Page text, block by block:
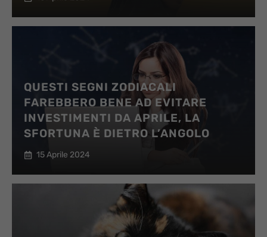
QUESTI SEGNI ZODIACALI
FAREBBERO BENE AD EVITARE
INVESTIMENTI DA APRILE, LA
SFORTUNA È DIETRO L’ANGOLO
15 Aprile 2024